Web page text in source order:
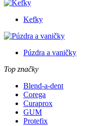
Kefky
Púzdra a vaničky
Top značky
Blend-a-dent
Corega
Curaprox
GUM
Protefix